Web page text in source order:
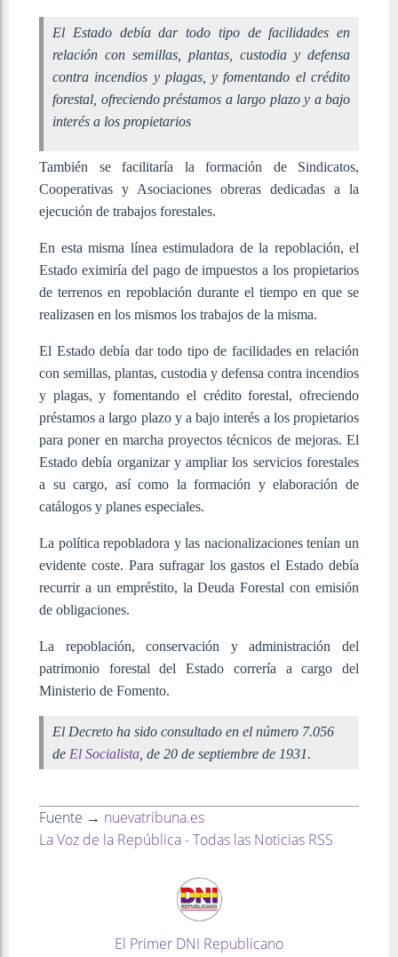
El Estado debía dar todo tipo de facilidades en
relación con semillas, plantas, custodia y defensa
contra incendios y plagas, y fomentando el crédito
forestal, ofreciendo préstamos a largo plazo y a bajo
interés a los propietarios
También se facilitaría la formación de Sindicatos,
Cooperativas y Asociaciones obreras dedicadas a la
ejecución de trabajos forestales.
En esta misma línea estimuladora de la repoblación, el
Estado eximiría del pago de impuestos a los propietarios
de terrenos en repoblación durante el tiempo en que se
realizasen en los mismos los trabajos de la misma.
El Estado debía dar todo tipo de facilidades en relación
con semillas, plantas, custodia y defensa contra incendios
y plagas, y fomentando el crédito forestal, ofreciendo
préstamos a largo plazo y a bajo interés a los propietarios
para poner en marcha proyectos técnicos de mejoras. El
Estado debía organizar y ampliar los servicios forestales
a su cargo, así como la formación y elaboración de
catálogos y planes especiales.
La política repobladora y las nacionalizaciones tenían un
evidente coste. Para sufragar los gastos el Estado debía
recurrir a un empréstito, la Deuda Forestal con emisión
de obligaciones.
La repoblación, conservación y administración del
patrimonio forestal del Estado correría a cargo del
Ministerio de Fomento.
El Decreto ha sido consultado en el número 7.056
de El Socialista , de 20 de septiembre de 1931.
Fuente → nuevatribuna.es
La Voz de la República - Todas las Noticias RSS
El Primer DNI Republicano